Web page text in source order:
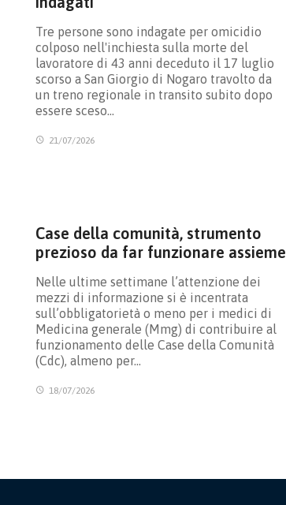
Tre persone sono indagate per omicidio
colposo nell'inchiesta sulla morte del
lavoratore di 43 anni deceduto il 17 luglio
scorso a San Giorgio di Nogaro travolto da
un treno regionale in transito subito dopo
essere sceso…
21/07/2026
Case della comunità, strumento
prezioso da far funzionare assieme
Nelle ultime settimane l’attenzione dei
mezzi di informazione si è incentrata
sull’obbligatorietà o meno per i medici di
Medicina generale (Mmg) di contribuire al
funzionamento delle Case della Comunità
(Cdc), almeno per…
18/07/2026